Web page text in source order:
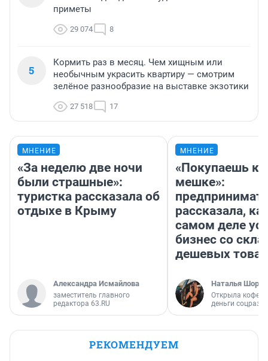
приметы
29 074 8
5
Кормить раз в месяц. Чем хищным или
необычным украсить квартиру — смотрим
зелёное разнообразие на выставке экзотики
27 518 17
МНЕНИЕ
«За неделю две ночи
были страшные»:
туристка рассказала об
отдыхе в Крыму
Александра Исмайлова
заместитель главного
редактора 63.RU
МНЕНИЕ
«Покупаешь
мешке»:
рассказала,
самом деле
бизнес со
дешевых
Наталья
Открыла
деньги
РЕКОМЕНДУЕМ